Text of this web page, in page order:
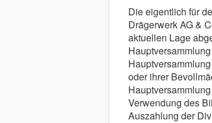
Die eigentlich für
Drägerwerk AG &
aktuellen Lage
oder ihrer
Verwendung des
Auszahlung der